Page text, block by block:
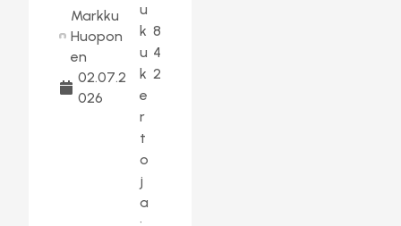
Markku
Huopon
en
02.07.2
026
u
k
u
k
e
r
t
o
j
a
8
4
2